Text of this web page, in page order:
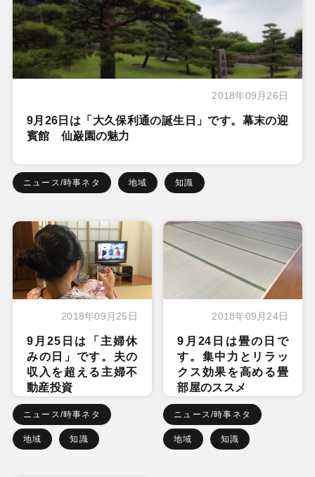
2018年09月26日
9月26日は「大久保利通の誕生日」です。幕末の迎
賓館 仙巌園の魅力
ニュース/時事ネタ 地域 知識
2018年09月25日
9月25日は「主婦休
みの日」です。夫の
収入を超える主婦不
動産投資
ニュース/時事ネタ
地域 知識
2018年09月24日
9月24日は畳の日で
す。集中力とリラッ
クス効果を高める畳
部屋のススメ
ニュース/時事ネタ
地域 知識